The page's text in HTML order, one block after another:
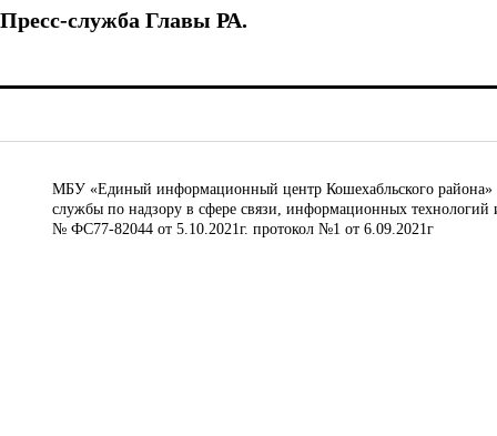
Пресс-служба Главы РА.
МБУ «Единый информационный центр Кошехабльского района»
службы по надзору в сфере связи, информационных
№ ФС77-82044 от 5.10.2021г. протокол №1 от 6.09.2021г